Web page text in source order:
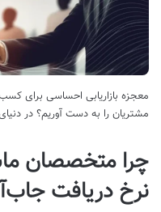
معجزه بازاریابی احساسی برای
مشتریان را به دست آوریم؟ در
چرا متخصصان
نرخ دریافت